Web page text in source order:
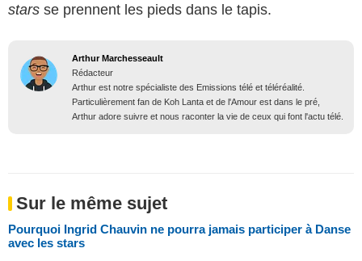
stars se prennent les pieds dans le tapis.
Arthur Marchesseault
Rédacteur
Arthur est notre spécialiste des Emissions télé et téléréalité.
Particulièrement fan de Koh Lanta et de l'Amour est dans le pré,
Arthur adore suivre et nous raconter la vie de ceux qui font l'actu télé.
Sur le même sujet
Pourquoi Ingrid Chauvin ne pourra jamais participer à Danse
avec les stars